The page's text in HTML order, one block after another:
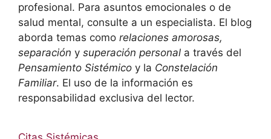
profesional. Para asuntos emocionales o de
salud mental, consulte a un especialista. El blog
aborda temas como relaciones amorosas,
separación y superación personal a través del
Pensamiento Sistémico y la Constelación
Familiar. El uso de la información es
responsabilidad exclusiva del lector.